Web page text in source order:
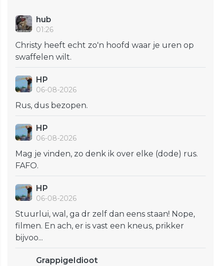
hub
01:26
Christy heeft echt zo'n hoofd waar je uren op
swaffelen wilt.
HP
06-08-2026
Rus, dus bezopen.
HP
06-08-2026
Mag je vinden, zo denk ik over elke (dode) rus.
FAFO.
HP
06-08-2026
Stuurlui, wal, ga dr zelf dan eens staan! Nope,
filmen. En ach, er is vast een kneus, prikker
bijvoo...
GrappigeIdioot